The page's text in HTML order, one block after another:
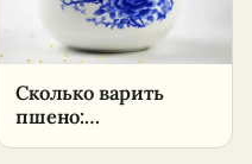
Сколько варить
пшено: